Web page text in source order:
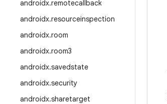
androidx.remotecallback
androidx.resourceinspection
androidx.room
androidx.room3
androidx.savedstate
androidx.security
androidx.sharetarget